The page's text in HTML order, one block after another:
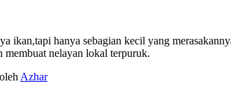
ikan,tapi hanya sebagian kecil yang
membuat nelayan lokal terpuruk.
Azhar